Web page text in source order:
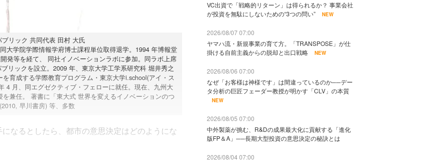
リック 共同代表 田村 大氏
大学院学際情報学府博士課程単位取得退学。1994 年博報堂
発等を経て、 同社イノベーションラボに参加。同ラボ上席
リックを設立。2009 年、東京大学工学系研究科 堀井秀之
育成する学際教育プログラム・東京大学i.school(アイ・ス
4 月、同エグゼクティブ・フェローに就任。現在、九州大
兼任。 著書に「東大式 世界を変えるイノベーションのつ
早川書房) 等、多数
なるとしたら、都市の意思決定はどのようにな
VC出資で「戦略的リターン」は得られるか？ 事業会社
が投資を無駄にしないための“3つの問い”
NEW
2026/08/07 07:00
ヤマハ流・新規事業の育て方。「TRANSPOSE」が仕
掛ける自前主義からの脱却と出口戦略
NEW
2026/08/06 07:00
なぜ「お客様は神様です」は間違っているのか──デー
タ分析の巨匠フェーダー教授が明かす「CLV」の本質
NEW
2026/08/05 07:00
中外製薬が挑む、R&Dの成果最大化に貢献する「進化
版FP＆A」──長期大型投資の意思決定の秘訣とは
2026/08/04 07:00